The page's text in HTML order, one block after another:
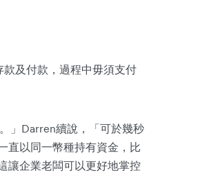
款及付款，過程中毋須支付
」Darren續說，「可於幾秒
直以同一幣種持有資金，比
讓企業老闆可以更好地掌控